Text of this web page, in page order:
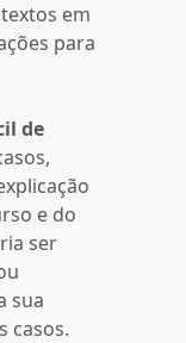
em
para
de
e do
ser
sua
casos.